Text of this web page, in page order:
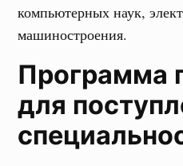
компьютерных наук,
машиностроения.
Программа
для